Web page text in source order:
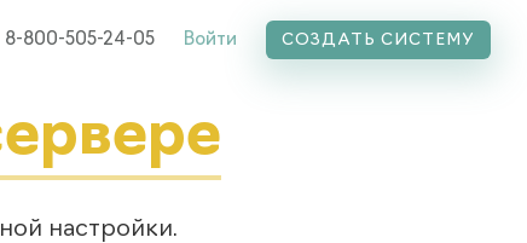
8-800-505-24-05 Войти СОЗДАТЬ СИСТЕМУ
настройки.